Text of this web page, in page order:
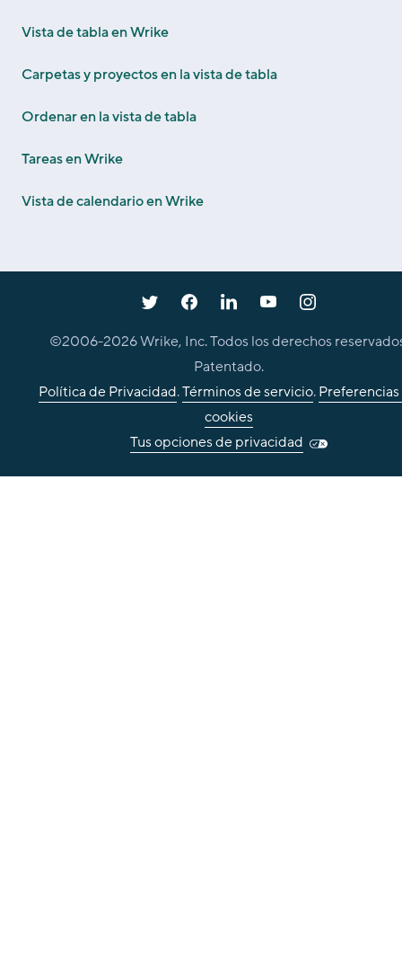
Vista de tabla en Wrike
Carpetas y proyectos en la vista de tabla
Ordenar en la vista de tabla
Tareas en Wrike
Vista de calendario en Wrike
©2006-2026Wrike, Inc. Todos los derechos
Patentado.
Política de Privacidad.Términos de servicio.
cookies
Tus opciones de privacidad